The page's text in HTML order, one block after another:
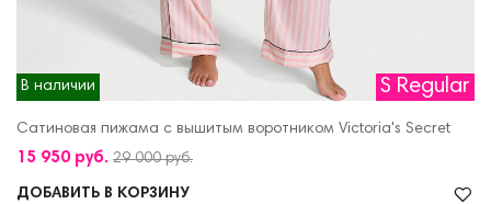
В наличии S Regular
Сатиновая пижама с вышитым воротником Victoria's Secret
15 950 руб. 29 000 руб.
ДОБАВИТЬ В КОРЗИНУ